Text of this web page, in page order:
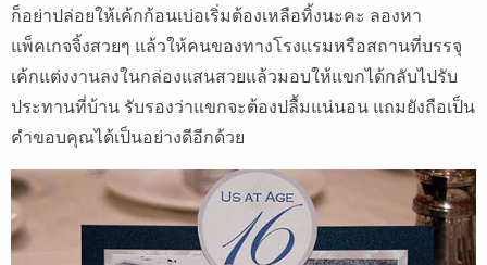
ก็อย่าปล่อยให้เค้กก้อนเบ่อเริ่มต้องเหลือทิ้งนะคะ ลองหา
แพ็คเกจจิ้งสวยๆ แล้วให้คนของทางโรงแรมหรือสถานที่บรรจุ
เค้กแต่งงานลงในกล่องแสนสวยแล้วมอบให้แขกได้กลับไปรับ
ประทานที่บ้าน รับรองว่าแขกจะต้องปลื้มแน่นอน แถมยังถือเป็น
คำขอบคุณได้เป็นอย่างดีอีกด้วย